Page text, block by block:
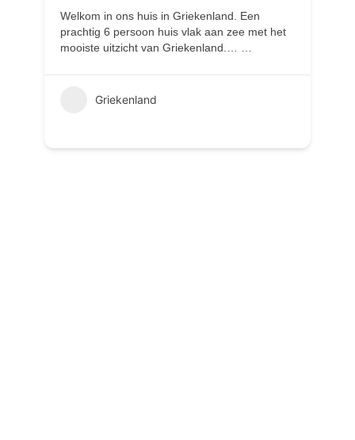
Welkom in ons huis in Griekenland. Een
prachtig 6 persoon huis vlak aan zee met het
mooiste uitzicht van Griekenland.…
Griekenland